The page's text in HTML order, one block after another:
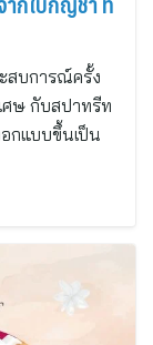
สบการณ์ครั้ง
ษ กับสปาทรีท
กแบบขึ้นเป็น